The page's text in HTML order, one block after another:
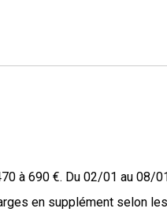
à 690 €. Du 02/01 au 08/
en supplément selon